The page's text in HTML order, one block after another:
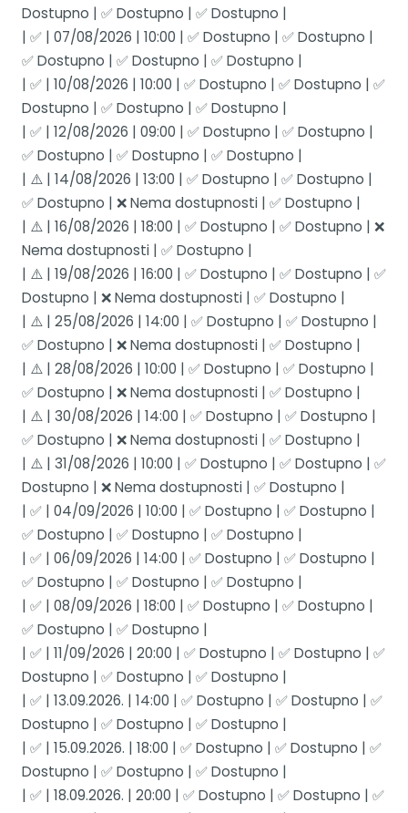
Dostupno | ✅ Dostupno | ✅ Dostupno |
| ✅ | 07/08/2026 | 10:00 | ✅ Dostupno | ✅ Dostupno |
✅ Dostupno | ✅ Dostupno | ✅ Dostupno |
| ✅ | 10/08/2026 | 10:00 | ✅ Dostupno | ✅ Dostupno | ✅
Dostupno | ✅ Dostupno | ✅ Dostupno |
| ✅ | 12/08/2026 | 09:00 | ✅ Dostupno | ✅ Dostupno |
✅ Dostupno | ✅ Dostupno | ✅ Dostupno |
| ⚠️ | 14/08/2026 | 13:00 | ✅ Dostupno | ✅ Dostupno |
✅ Dostupno | ❌ Nema dostupnosti | ✅ Dostupno |
| ⚠️ | 16/08/2026 | 18:00 | ✅ Dostupno | ✅ Dostupno | ❌
Nema dostupnosti | ✅ Dostupno |
| ⚠️ | 19/08/2026 | 16:00 | ✅ Dostupno | ✅ Dostupno | ✅
Dostupno | ❌ Nema dostupnosti | ✅ Dostupno |
| ⚠️ | 25/08/2026 | 14:00 | ✅ Dostupno | ✅ Dostupno |
✅ Dostupno | ❌ Nema dostupnosti | ✅ Dostupno |
| ⚠️ | 28/08/2026 | 10:00 | ✅ Dostupno | ✅ Dostupno |
✅ Dostupno | ❌ Nema dostupnosti | ✅ Dostupno |
| ⚠️ | 30/08/2026 | 14:00 | ✅ Dostupno | ✅ Dostupno |
✅ Dostupno | ❌ Nema dostupnosti | ✅ Dostupno |
| ⚠️ | 31/08/2026 | 10:00 | ✅ Dostupno | ✅ Dostupno | ✅
Dostupno | ❌ Nema dostupnosti | ✅ Dostupno |
| ✅ | 04/09/2026 | 10:00 | ✅ Dostupno | ✅ Dostupno |
✅ Dostupno | ✅ Dostupno | ✅ Dostupno |
| ✅ | 06/09/2026 | 14:00 | ✅ Dostupno | ✅ Dostupno |
✅ Dostupno | ✅ Dostupno | ✅ Dostupno |
| ✅ | 08/09/2026 | 18:00 | ✅ Dostupno | ✅ Dostupno |
✅ Dostupno | ✅ Dostupno |
| ✅ | 11/09/2026 | 20:00 | ✅ Dostupno | ✅ Dostupno | ✅
Dostupno | ✅ Dostupno | ✅ Dostupno |
| ✅ | 13.09.2026. | 14:00 | ✅ Dostupno | ✅ Dostupno | ✅
Dostupno | ✅ Dostupno | ✅ Dostupno |
| ✅ | 15.09.2026. | 18:00 | ✅ Dostupno | ✅ Dostupno | ✅
Dostupno | ✅ Dostupno | ✅ Dostupno |
| ✅ | 18.09.2026. | 20:00 | ✅ Dostupno | ✅ Dostupno | ✅